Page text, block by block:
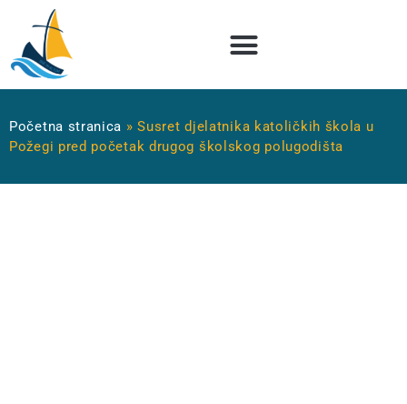
Početna stranica »Susret djelatnika katoličkih škola u
Požegi pred početak drugog školskog polugodišta